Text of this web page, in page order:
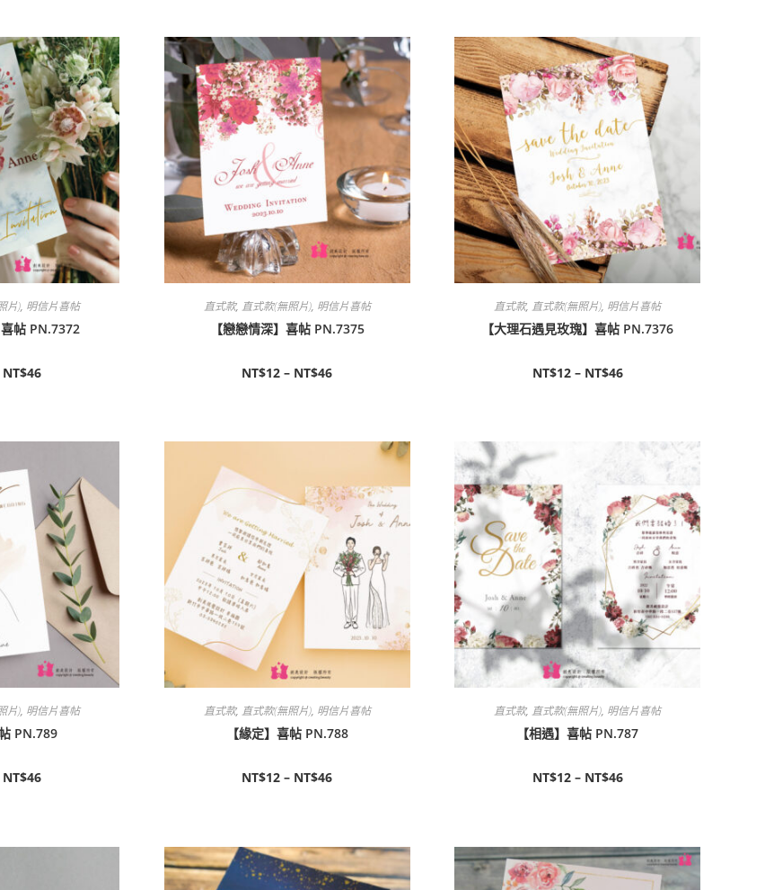
片), 明信片喜帖
喜帖 PN.7372
NT$46
直式款, 直式款(無照片), 明信片喜帖
【戀戀情深】喜帖 PN.7375
NT$12 – NT$46
直式款, 直式款(無照片), 明信片喜帖
【大理石遇見玫瑰】喜帖 PN.7376
NT$12– NT$46
片), 明信片喜帖
PN.789
NT$46
直式款, 直式款(無照片), 明信片喜帖
【緣定】喜帖 PN.788
NT$12 – NT$46
直式款, 直式款(無照片), 明信片喜帖
【相遇】喜帖 PN.787
NT$12– NT$46